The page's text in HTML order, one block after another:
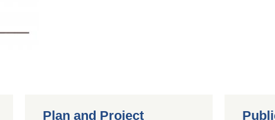
Plan and Project